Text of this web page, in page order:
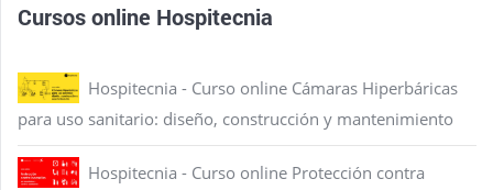
Cursos online Hospitecnia
Hospitecnia - Curso online Cámaras Hiperbáricas
para uso sanitario: diseño, construcción y mantenimiento
Hospitecnia - Curso online Protección contra